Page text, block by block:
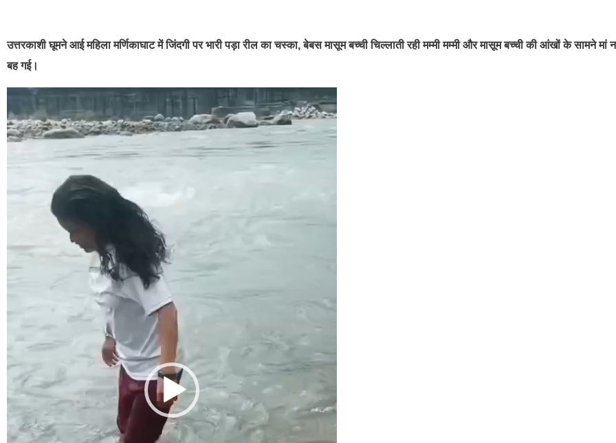
उत्तरकाशी घूमने आई महिला मर्णिकाघाट में जिंदगी पर भारी पड़ा रील का चस्का, बेबस मासूम बच्ची चिल्लाती रही मम्मी मम्मी और मासूम बच्ची की आंखों के सामने मां
बह गई।
Video
Player